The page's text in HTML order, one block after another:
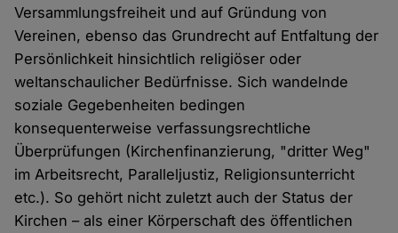
Versammlungsfreiheit und auf Gründung von
Vereinen, ebenso das Grundrecht auf Entfaltung der
Persönlichkeit hinsichtlich religiöser oder
weltanschaulicher Bedürfnisse. Sich wandelnde
soziale Gegebenheiten bedingen
konsequenterweise verfassungsrechtliche
Überprüfungen (Kirchenfinanzierung, "dritter Weg"
im Arbeitsrecht, Paralleljustiz, Religionsunterricht
etc.). So gehört nicht zuletzt auch der Status der
Kirchen – als einer Körperschaft des öffentlichen